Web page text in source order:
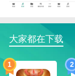
1.丰富的影
2.强大的搜
3.不断更新
大家都在下载
1 2